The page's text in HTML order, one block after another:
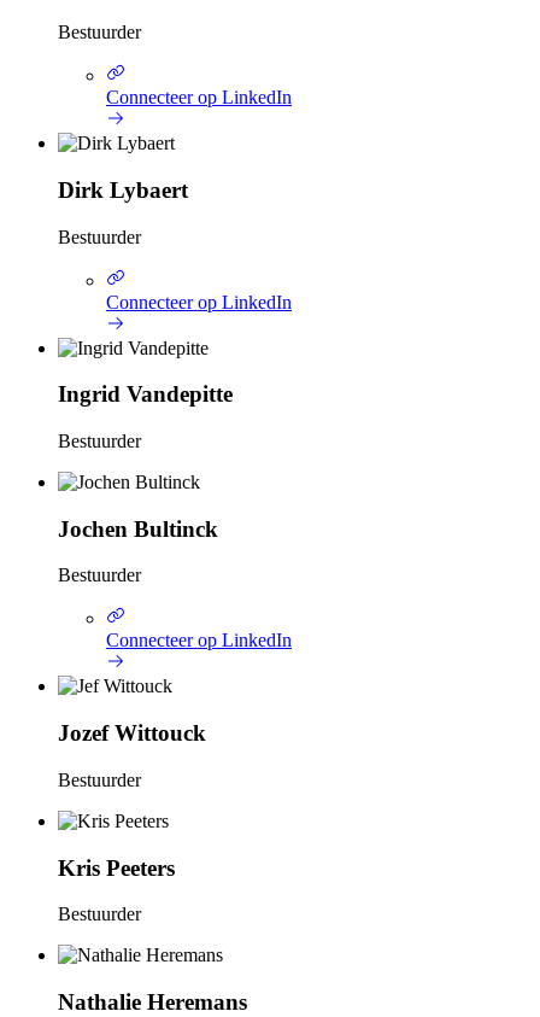
Bestuurder
Connecteer op LinkedIn
Dirk Lybaert
Bestuurder
Connecteer op LinkedIn
Ingrid Vandepitte
Bestuurder
Jochen Bultinck
Bestuurder
Connecteer op LinkedIn
Jozef Wittouck
Bestuurder
Kris Peeters
Bestuurder
Nathalie Heremans